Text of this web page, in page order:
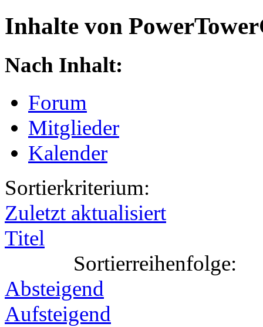
Inhalte von
Nach Inhalt:
Forum
Mitglieder
Kalender
Sortierkriterium:
Zuletzt aktualisiert
Titel
Sortierreihenfolge:
Absteigend
Aufsteigend